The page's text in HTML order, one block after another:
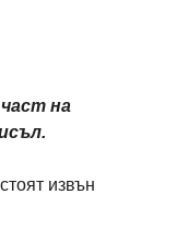
на
извън